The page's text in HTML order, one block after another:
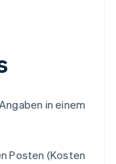
in einem
Posten (Kosten